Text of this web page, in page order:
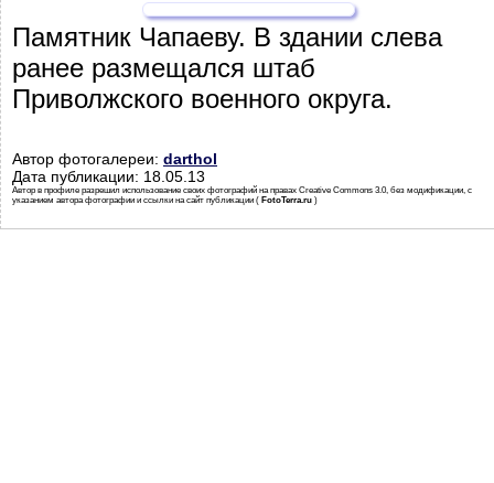
Памятник Чапаеву. В здании слева
ранее размещался штаб
Приволжского военного округа.
Автор фотогалереи: darthol
Дата публикации: 18.05.13
Автор в профиле разрешил использование своих фотографий на правах Creative Commons 3.0, без модификации, с
указанием автора фотографии и ссылки на сайт публикации ( FotoTerra.ru )